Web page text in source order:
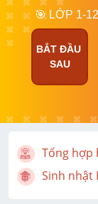
🎯 LỚP 1-
BẮT ĐẦU
SAU
Tổng hợp
Sinh nhật